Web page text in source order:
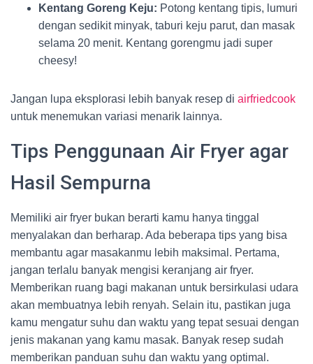
Kentang Goreng Keju: Potong kentang tipis, lumuri
dengan sedikit minyak, taburi keju parut, dan masak
selama 20 menit. Kentang gorengmu jadi super
cheesy!
Jangan lupa eksplorasi lebih banyak resep di airfriedcook
untuk menemukan variasi menarik lainnya.
Tips Penggunaan Air Fryer agar
Hasil Sempurna
Memiliki air fryer bukan berarti kamu hanya tinggal
menyalakan dan berharap. Ada beberapa tips yang bisa
membantu agar masakanmu lebih maksimal. Pertama,
jangan terlalu banyak mengisi keranjang air fryer.
Memberikan ruang bagi makanan untuk bersirkulasi udara
akan membuatnya lebih renyah. Selain itu, pastikan juga
kamu mengatur suhu dan waktu yang tepat sesuai dengan
jenis makanan yang kamu masak. Banyak resep sudah
memberikan panduan suhu dan waktu yang optimal.